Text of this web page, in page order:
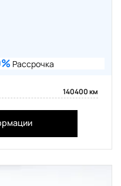
Рассрочка
140400 км